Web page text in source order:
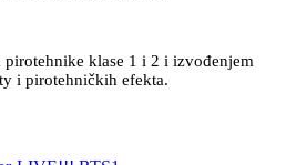
klase 1 i 2 i izvođenjem
i pirotehničkih efekta.